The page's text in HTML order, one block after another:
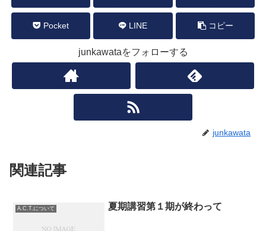
Pocket LINE コピー
junkawataをフォローする
junkawata
関連記事
A.C.T.について 夏期講習第１期が終わって